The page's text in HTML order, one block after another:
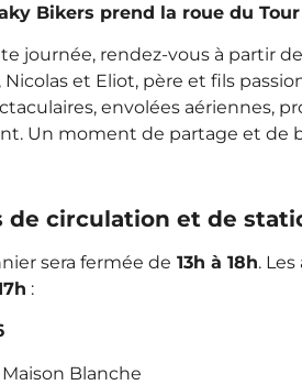
Bikers prend la roue du Tour
journée, rendez-vous à partir
Nicolas et Eliot, père et fils
envolées aériennes,
Un moment de partage et de
de circulation et de
sera fermée de 13h à 18h.
:
Blanche